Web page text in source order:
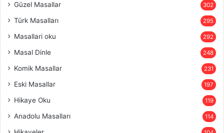
Güzel Masallar 302
Türk Masalları 295
Masallari oku 292
Masal Dinle 248
Komik Masallar 231
Eski Masallar 197
Hikaye Oku 119
Anadolu Masalları 114